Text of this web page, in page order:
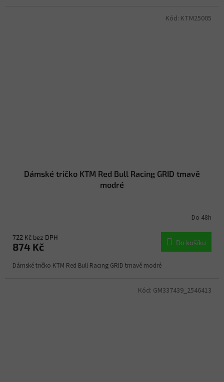
Dámské tričko KTM Red Bull Racing GRID tmavě
modré
Do 48h
722 Kč bez DPH
874 Kč Do košíku
Dámské tričko KTM Red Bull Racing GRID tmavě modré
Kód: KTM25005
Kód: GM337439_2546413